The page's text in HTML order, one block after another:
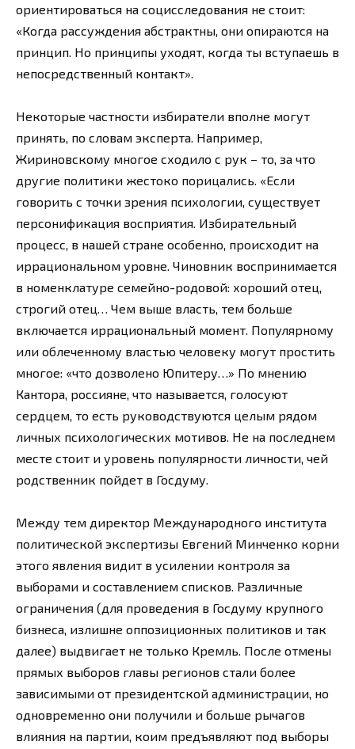
ориентироваться на социсследования не стоит:
«Когда рассуждения абстрактны, они опираются на
принцип. Но принципы уходят, когда ты вступаешь в
непосредственный контакт».
Некоторые частности избиратели вполне могут
принять, по словам эксперта. Например,
Жириновскому многое сходило с рук – то, за что
другие политики жестоко порицались. «Если
говорить с точки зрения психологии, существует
персонификация восприятия. Избирательный
процесс, в нашей стране особенно, происходит на
иррациональном уровне. Чиновник воспринимается
в номенклатуре семейно-родовой: хороший отец,
строгий отец… Чем выше власть, тем больше
включается иррациональный момент. Популярному
или облеченному властью человеку могут простить
многое: «что дозволено Юпитеру…» По мнению
Кантора, россияне, что называется, голосуют
сердцем, то есть руководствуются целым рядом
личных психологических мотивов. Не на последнем
месте стоит и уровень популярности личности, чей
родственник пойдет в Госдуму.
Между тем директор Международного института
политической экспертизы Евгений Минченко корни
этого явления видит в усилении контроля за
выборами и составлением списков. Различные
ограничения (для проведения в Госдуму крупного
бизнеса, излишне оппозиционных политиков и так
далее) выдвигает не только Кремль. После отмены
прямых выборов главы регионов стали более
зависимыми от президентской администрации, но
одновременно они получили и больше рычагов
влияния на партии, коим предъявляют под выборы